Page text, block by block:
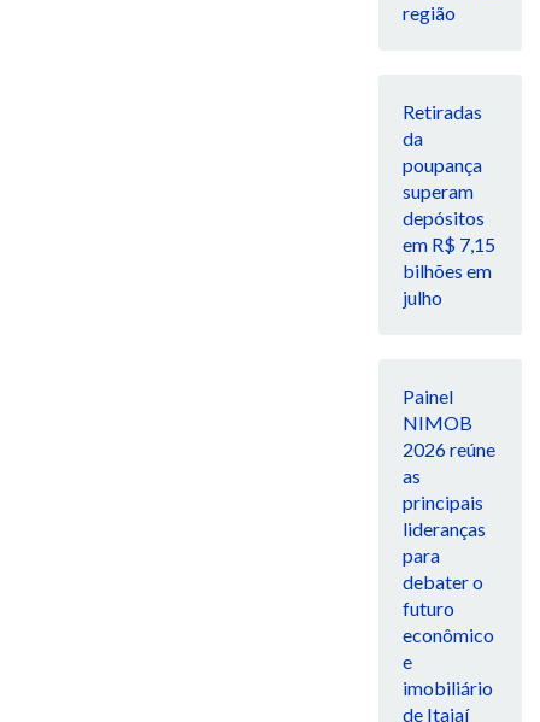
região
Retiradas
da
poupança
superam
depósitos
em R$ 7,15
bilhões em
julho
Painel
NIMOB
2026 reúne
as
principais
lideranças
para
debater o
futuro
econômico
e
imobiliário
de Itajaí